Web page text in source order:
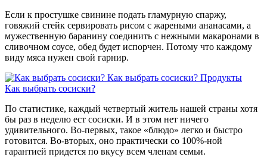
Если к простушке свинине подать гламурную спаржу,
говяжий стейк сервировать рисом с жареными ананасами, а
мужественную баранину соединить с нежными макаронами в
сливочном соусе, обед будет испорчен. Потому что каждому
виду мяса нужен свой гарнир.
Как выбрать сосиски? Продукты
Как выбрать сосиски?
По статистике, каждый четвертый житель нашей страны хотя
бы раз в неделю ест сосиски. И в этом нет ничего
удивительного. Во-первых, такое «блюдо» легко и быстро
готовится. Во-вторых, оно практически со 100%-ной
гарантией придется по вкусу всем членам семьи.